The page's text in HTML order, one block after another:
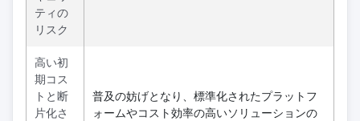
ティの
リスク
高い初
期コス
トと断
片化さ
普及の妨げとなり、標準化されたプラットフ
ォームやコスト効率の高いソリューションの